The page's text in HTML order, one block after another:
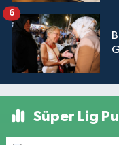
6
Süper Lig